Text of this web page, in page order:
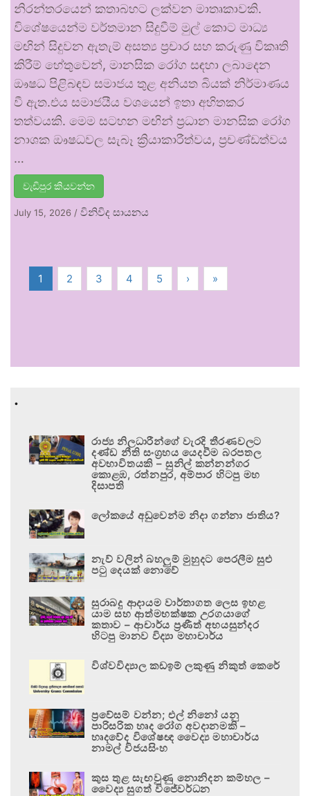
නිරන්තරයෙන් කතාබහට ලක්වන මාතෘකාවකි.
විශේෂයෙන්ම වර්තමාන සිදුවීම් මුල් කොට මාධ්‍ය
මඟින් සිදුවන ඇතැම් අසත්‍ය ප්‍රචාර සහ කරුණු විකෘති
කිරීම් හේතුවෙන්, මානසික රෝග සඳහා ලබාදෙන
ඖෂධ පිළිබඳව සමාජය තුළ අනියත බියක් නිර්මාණය
වී ඇත.එය සමාජයීය වශයෙන් ඉතා අහිතකර
තත්වයකි. මෙම සටහන මඟින් ප්‍රධාන මානසික රෝග
නාශක ඖෂධවල සැබෑ ක්‍රියාකාරීත්වය, ප්‍රචණ්ඩත්වය
…
වැඩිපුර කියවන්න
July 15, 2026 / විනිවිද සායනය
1 2 3 4 5 › »
.
රාජ්‍ය නිලධාරීන්ගේ වැරදි තීරණවලට
දණ්ඩ නීති සංග්‍රහය යෙදවීම බරපතල
අවභාවිතයකි – සුනිල් කන්නන්ගර
කොළඹ, රත්නපුර, අම්පාර හිටපු මහ
දිසාපති
ලෝකයේ අඩුවෙන්ම නිදා ගන්නා ජාතිය?
නැව් වලින් බහලුම් මුහුදට පෙරලීම සුළු
පටු දෙයක් නොවේ
සුරාබදු ආදායම වාර්තාගත ලෙස ඉහළ
යාම සහ ආත්මභක්ෂක උරගයාගේ
කතාව – ආචාර්ය ප්‍රණීත් අභයසුන්දර
හිටපු මානව විද්‍යා මහාචාර්ය
විශ්වවිද්‍යාල කඩඉම් ලකුණු නිකුත් කෙරේ
ප්‍රවේසම් වන්න; එල් නිනෝ යනු
පාරිසරික හෘද රෝග අවදානමකි –
හෘදවේද විශේෂඥ වෛද්‍ය මහාචාර්ය
නාමල් විජයසිංහ
කුස තුළ සැඟවුණු නොනිදන කම්හල –
වෛද්‍ය සුගත් විජේවර්ධන